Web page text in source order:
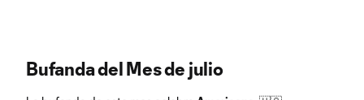
Bufanda del Mes de julio